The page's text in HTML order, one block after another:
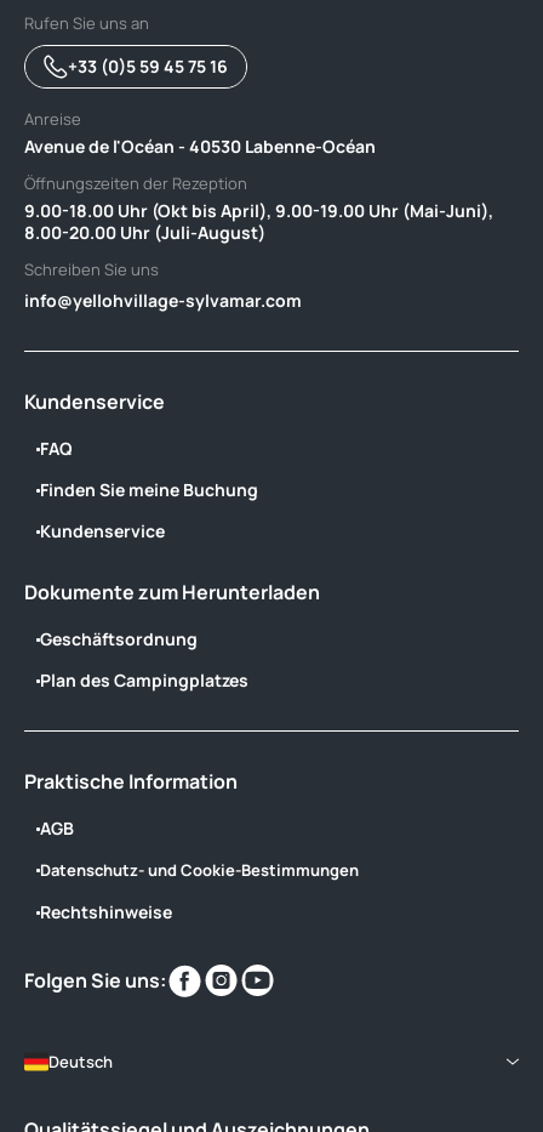
Rufen Sie uns an
+33 (0)5 59 45 75 16
Anreise
Avenue de l'Océan - 40530 Labenne-Océan
Öffnungszeiten der Rezeption
9.00-18.00 Uhr (Okt bis April), 9.00-19.00 Uhr (Mai-Juni),
8.00-20.00 Uhr (Juli-August)
Schreiben Sie uns
info@yellohvillage-sylvamar.com
Kundenservice
FAQ
Finden Sie meine Buchung
Kundenservice
Dokumente zum Herunterladen
Geschäftsordnung
Plan des Campingplatzes
Praktische Information
AGB
Datenschutz- und Cookie-Bestimmungen
Rechtshinweise
Folgen Sie uns:
Finden
Sie
Finden
Sie
Deutsch